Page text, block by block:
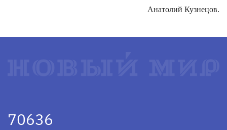
Анатолий Кузнецов.
70636